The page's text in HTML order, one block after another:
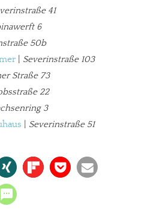
sind in den letzten Monaten
Berichterstattung schätzen,
Spende unterstützen.
Schon erledigt!
41
6
50b
Severinstraße 103
Straße 73
22
3
Severinstraße 51